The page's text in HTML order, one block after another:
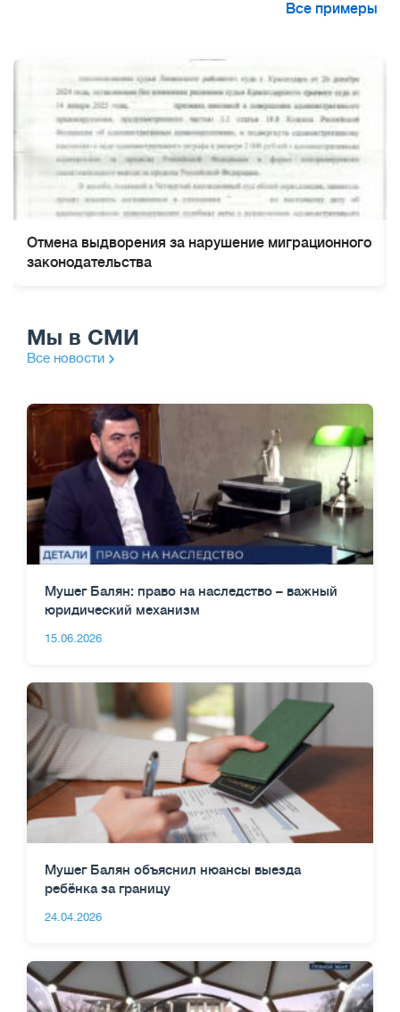
Все примеры
Отмена выдворения за нарушение миграционного
законодательства
Мы в СМИ
Все новости
Мушег Балян: право на наследство – важный
юридический механизм
15.06.2026
Мушег Балян объяснил нюансы выезда
ребёнка за границу
24.04.2026